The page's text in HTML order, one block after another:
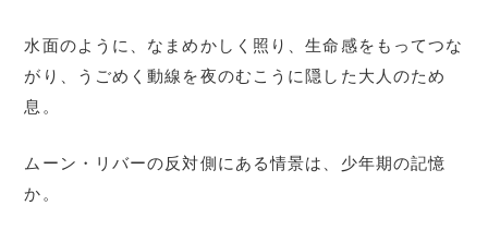
水面のように、なまめかしく照り、生命感をもってつな
がり、うごめく動線を夜のむこうに隠した大人のため
息。
ムーン・リバーの反対側にある情景は、少年期の記憶
か。